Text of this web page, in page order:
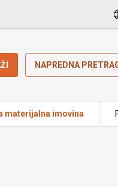
NAPREDNA
materijalna imovina